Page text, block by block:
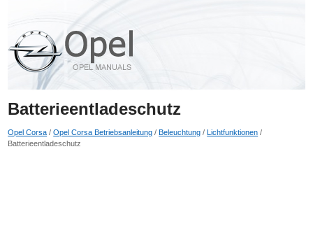
Batterieentladeschutz
Opel Corsa /Opel Corsa Betriebsanleitung /Beleuchtung /Lichtfunktionen /
Batterieentladeschutz